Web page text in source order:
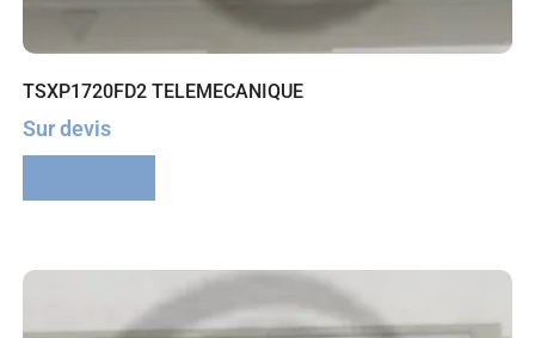
TSXP1720FD2 TELEMECANIQUE
Sur devis